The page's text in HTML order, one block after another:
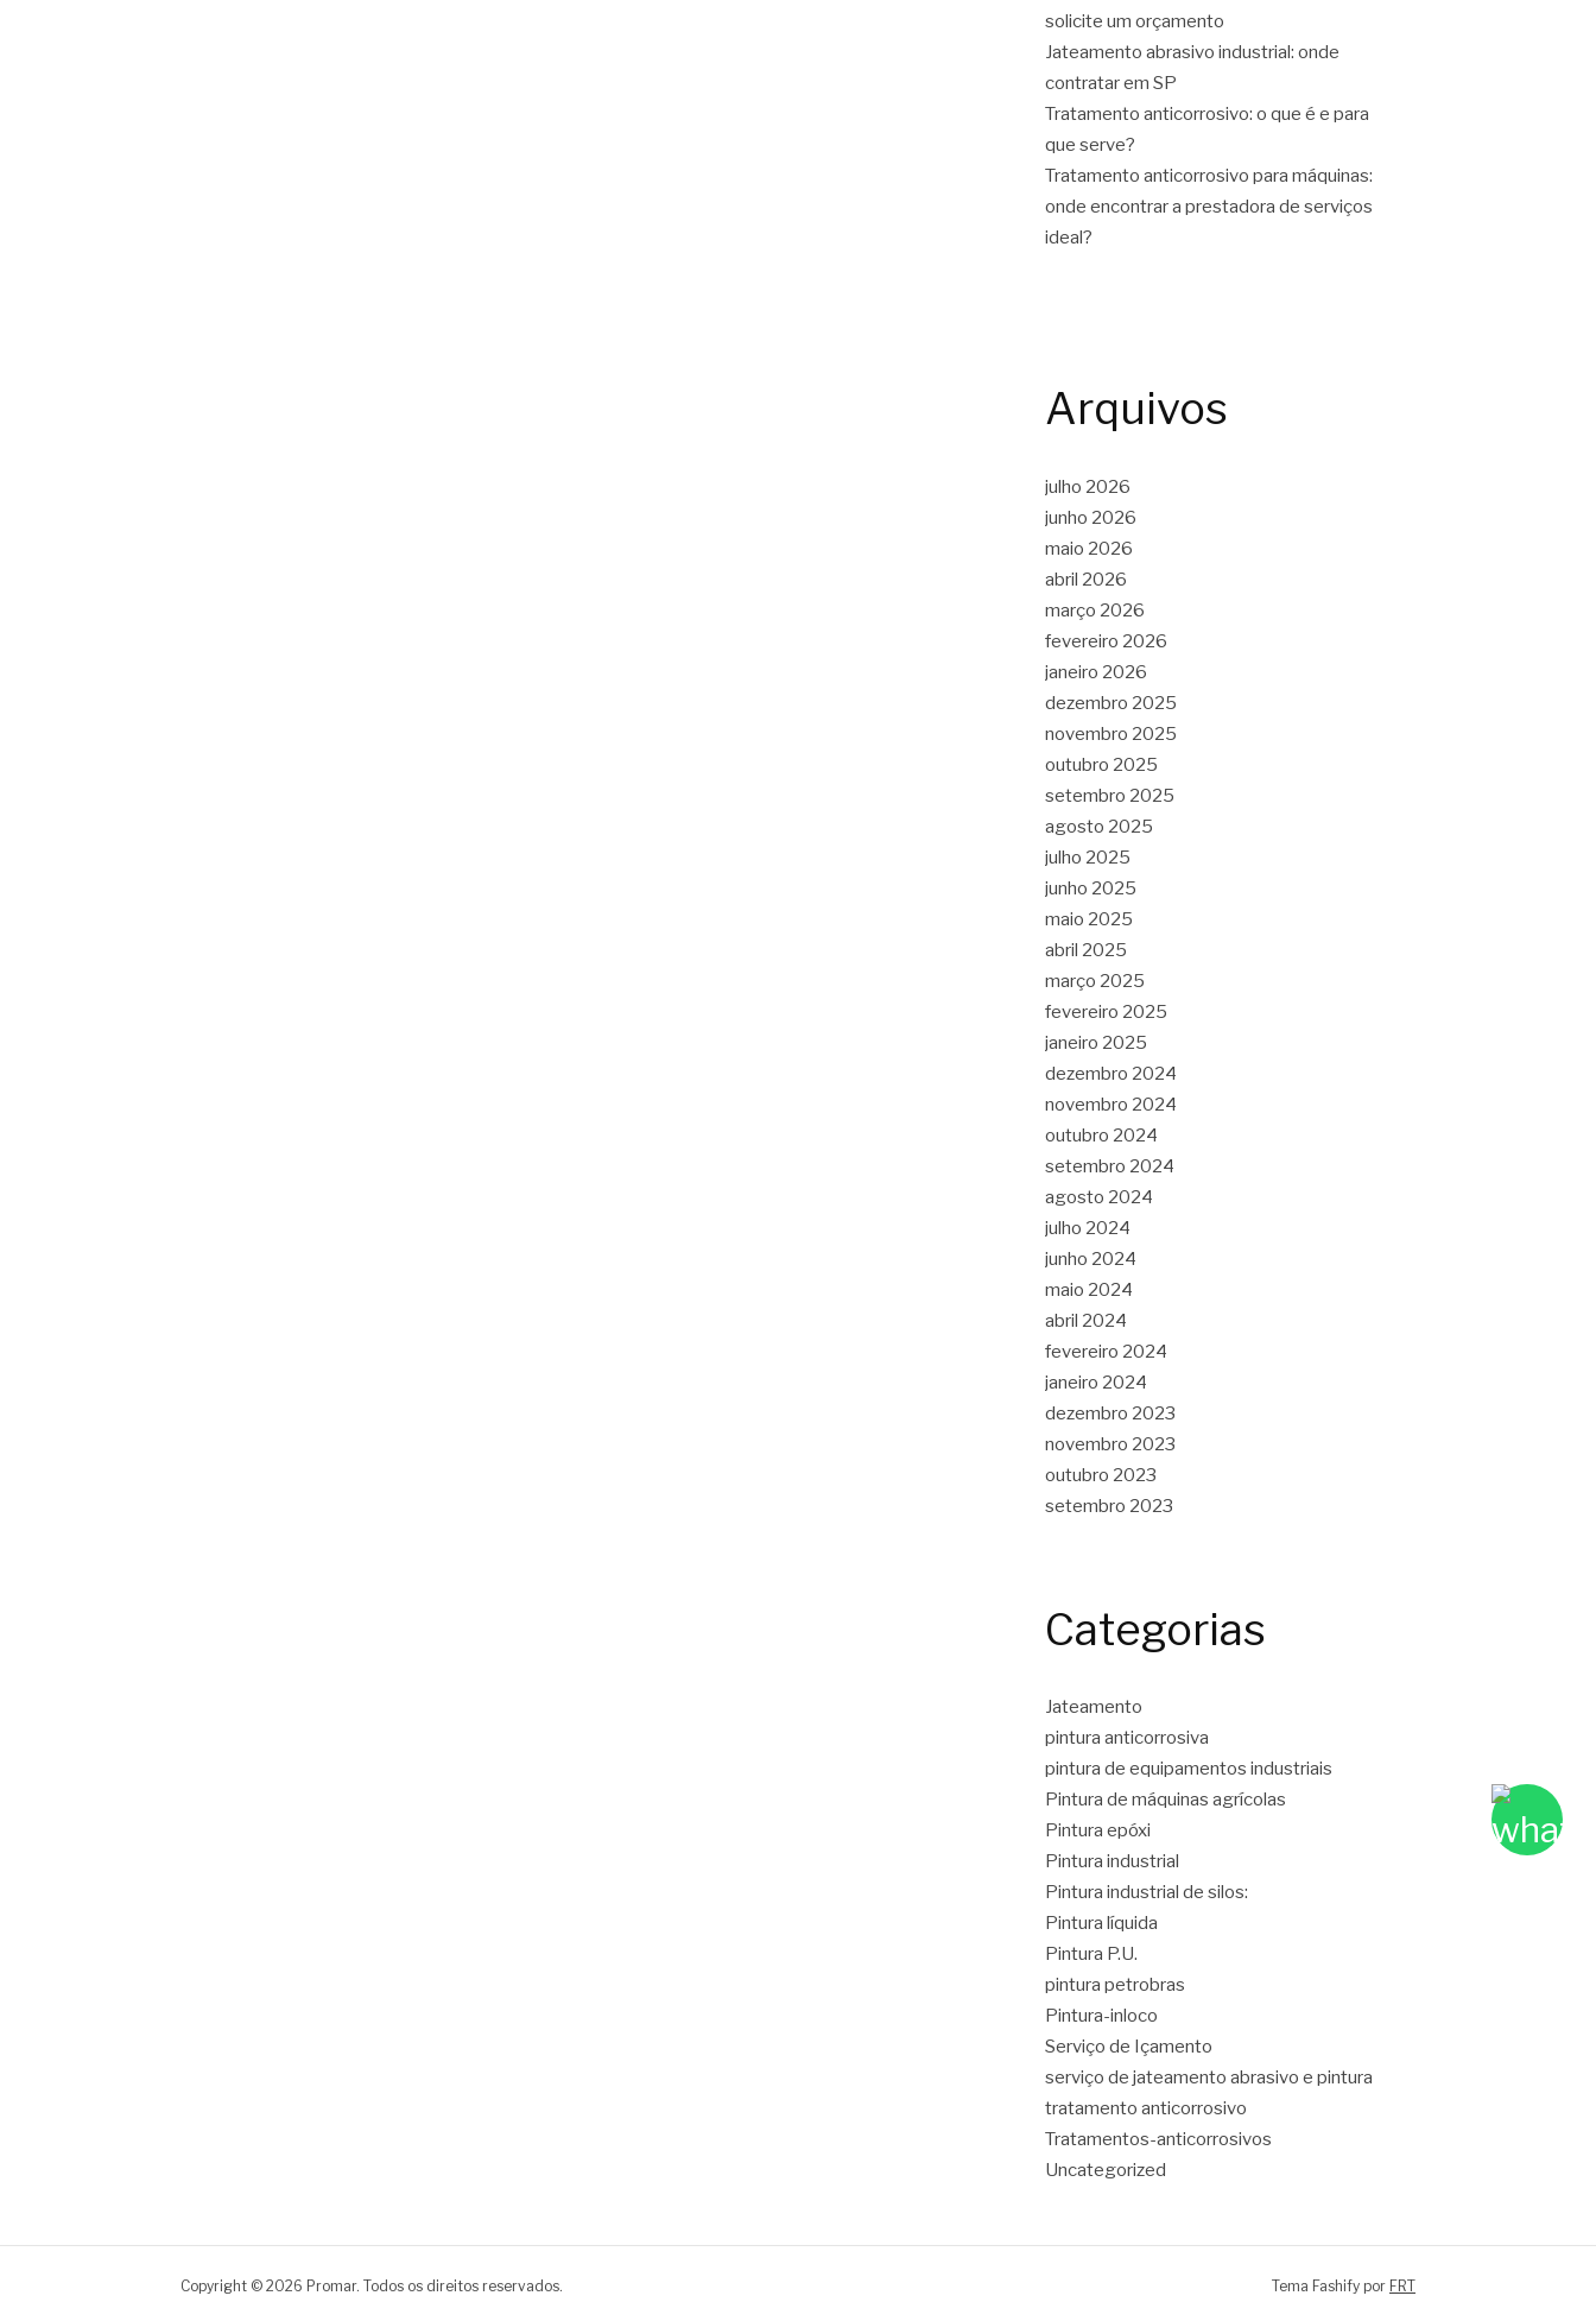
solicite um orçamento
Jateamento abrasivo industrial: onde
contratar em SP
Tratamento anticorrosivo: o que é e para
que serve?
Tratamento anticorrosivo para máquinas:
onde encontrar a prestadora de serviços
ideal?
Arquivos
julho 2026
junho 2026
maio 2026
abril 2026
março 2026
fevereiro 2026
janeiro 2026
dezembro 2025
novembro 2025
outubro 2025
setembro 2025
agosto 2025
julho 2025
junho 2025
maio 2025
abril 2025
março 2025
fevereiro 2025
janeiro 2025
dezembro 2024
novembro 2024
outubro 2024
setembro 2024
agosto 2024
julho 2024
junho 2024
maio 2024
abril 2024
fevereiro 2024
janeiro 2024
dezembro 2023
novembro 2023
outubro 2023
setembro 2023
Categorias
Jateamento
pintura anticorrosiva
pintura de equipamentos industriais
Pintura de máquinas agrícolas
Pintura epóxi
Pintura industrial
Pintura industrial de silos:
Pintura líquida
Pintura P.U.
pintura petrobras
Pintura-inloco
Serviço de Içamento
serviço de jateamento abrasivo e pintura
tratamento anticorrosivo
Tratamentos-anticorrosivos
Uncategorized
Copyright © 2026 Promar. Todos os direitos reservados. Tema Fashify por FRT